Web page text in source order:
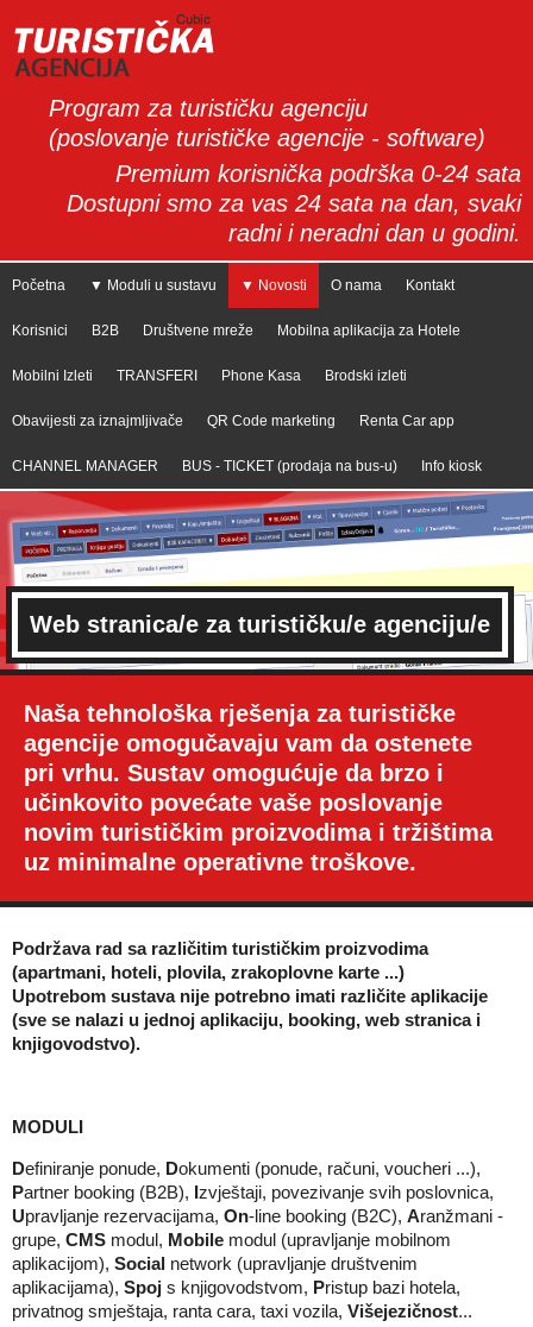
Program za turističku agenciju
(poslovanje turističke agencije - software)
Premium korisnička podrška 0-24 sata
Dostupni smo za vas 24 sata na dan, svaki
radni i neradni dan u godini.
Početna ▼ Moduli u sustavu ▼ Novosti O nama Kontakt
Korisnici B2B Društvene mreže Mobilna aplikacija za Hotele
Mobilni Izleti TRANSFERI Phone Kasa Brodski izleti
Obavijesti za iznajmljivače QR Code marketing Renta Car app
CHANNEL MANAGER BUS - TICKET (prodaja na bus-u) Info kiosk
Web stranica/e za turističku/e agenciju/e
Naša tehnološka rješenja za turističke
agencije omogučavaju vam da ostenete
pri vrhu. Sustav omogućuje da brzo i
učinkovito povećate vaše poslovanje
novim turističkim proizvodima i tržištima
uz minimalne operativne troškove.
Podržava rad sa različitim turističkim proizvodima
(apartmani, hoteli, plovila, zrakoplovne karte ...)
Upotrebom sustava nije potrebno imati različite aplikacije
(sve se nalazi u jednoj aplikaciju, booking, web stranica i
knjigovodstvo).
MODULI
Definiranje ponude, Dokumenti (ponude, računi, voucheri ...),
Partner booking (B2B), Izvještaji, povezivanje svih poslovnica,
Upravljanje rezervacijama, On-line booking (B2C), Aranžmani -
grupe, CMS modul, Mobile modul (upravljanje mobilnom
aplikacijom), Social network (upravljanje društvenim
aplikacijama), Spoj s knjigovodstvom, Pristup bazi hotela,
privatnog smještaja, ranta cara, taxi vozila, Višejezičnost...